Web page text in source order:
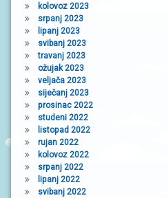
kolovoz 2023
srpanj 2023
lipanj 2023
svibanj 2023
travanj 2023
ožujak 2023
veljača 2023
siječanj 2023
prosinac 2022
studeni 2022
listopad 2022
rujan 2022
kolovoz 2022
srpanj 2022
lipanj 2022
svibanj 2022